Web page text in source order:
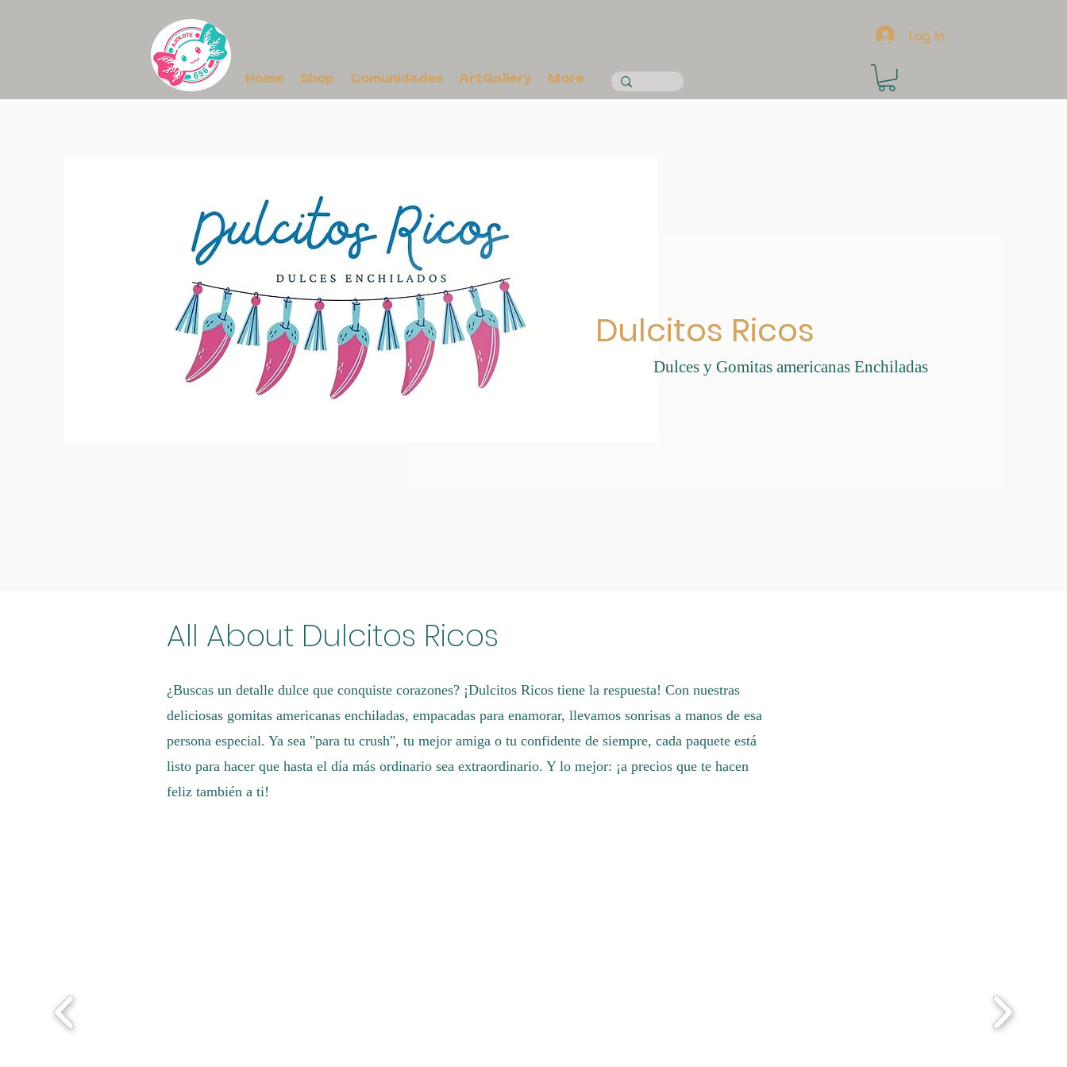
Home Shop Comunidades ArtGallery More
Log In
Dulcitos Ricos
Dulces y Gomitas americanas Enchiladas
All About Dulcitos Ricos
¿Buscas un detalle dulce que conquiste corazones? ¡Dulcitos Ricos tiene la respuesta! Con nuestras
deliciosas gomitas americanas enchiladas, empacadas para enamorar, llevamos sonrisas a manos de esa
persona especial. Ya sea "para tu crush", tu mejor amiga o tu confidente de siempre, cada paquete está
listo para hacer que hasta el día más ordinario sea extraordinario. Y lo mejor: ¡a precios que te hacen
feliz también a ti!